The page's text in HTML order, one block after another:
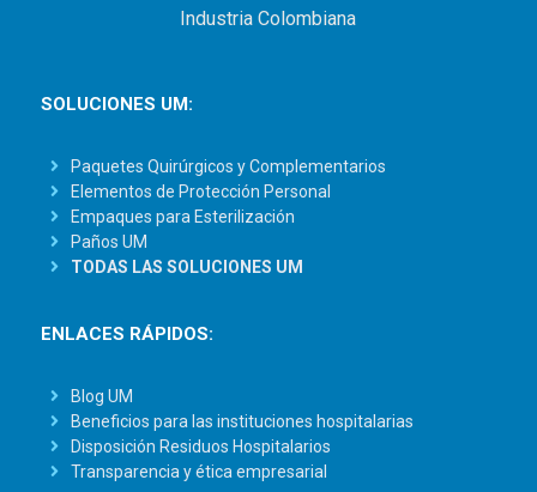
Industria Colombiana
SOLUCIONES UM:
Paquetes Quirúrgicos y Complementarios
Elementos de Protección Personal
Empaques para Esterilización
Paños UM
TODAS LAS SOLUCIONES UM
ENLACES RÁPIDOS:
Blog UM
Beneficios para las instituciones hospitalarias
Disposición Residuos Hospitalarios
Transparencia y ética empresarial